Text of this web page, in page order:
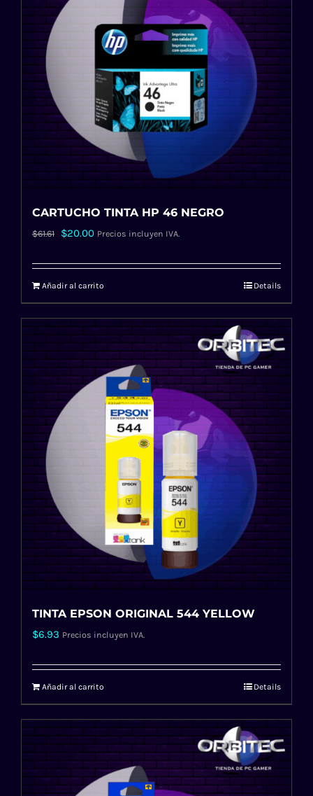
CARTUCHO TINTA HP 46 NEGRO
$61.61
El
original
era:
$20.00El
actual
es:
Precios incluyen IVA.
Añadir al carrito Details
TINTA EPSON ORIGINAL 544 YELLOW
$6.93 Precios incluyen IVA.
Añadir al carrito Details